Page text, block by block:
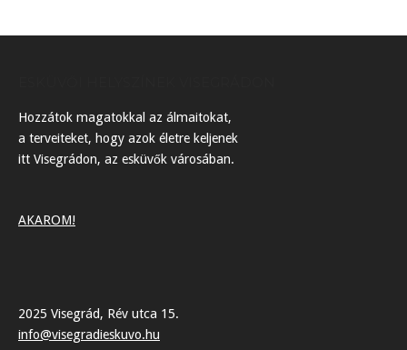
Hozzátok magatokkal az álmaitokat,
a terveiteket, hogy azok életre keljenek
itt Visegrádon, az esküvők városában.
AKAROM!
2025 Visegrád, Rév utca 15.
info@visegradieskuvo.hu